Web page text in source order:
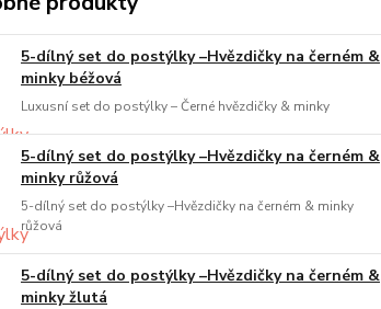
5-dílný set do postýlky –Hvězdičky na černém &
minky béžová
Luxusní set do postýlky – Černé hvězdičky & minky
5-dílný set do postýlky –Hvězdičky na černém &
minky růžová
5-dílný set do postýlky –Hvězdičky na černém & minky
růžová
5-dílný set do postýlky –Hvězdičky na černém &
minky žlutá